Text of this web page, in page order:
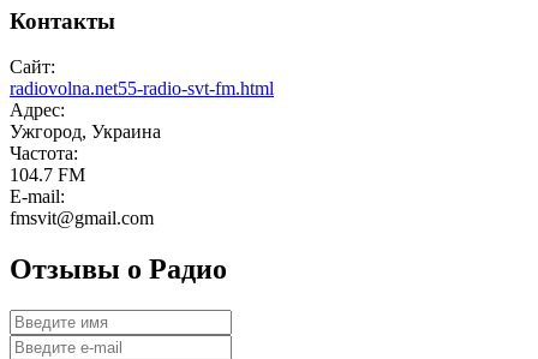
Контакты
Сайт:
radiovolna.net55-radio-svt-fm.html
Адрес:
Ужгород, Украина
Частота:
104.7 FM
E-mail:
fmsvit@gmail.com
Отзывы о Радио